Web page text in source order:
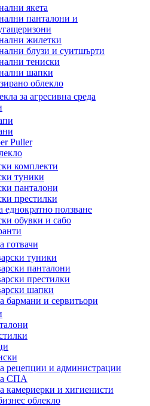
якета
панталони и
жилетки
блузи и суитшърти
тениски
шапки
облекло
за агресивна среда
Puller
комплекти
туники
панталони
престилки
еднократно ползване
обувки и сабо
готвачи
туники
панталони
престилки
шапки
бармани и сервитьори
рецепции и администрации
СПА
камериерки и хигиенисти
облекло